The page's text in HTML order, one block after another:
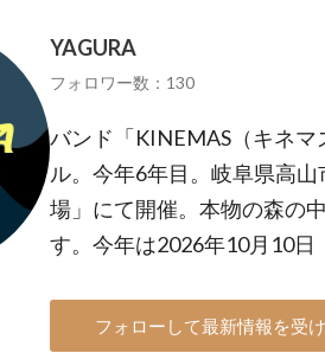
YAGURA
フォロワー数：130
バンド「KINEMAS（キネ
ル。今年6年目。岐阜県高
場」にて開催。本物の森の
す。今年は2026年10月10
フォローして最新情報を受